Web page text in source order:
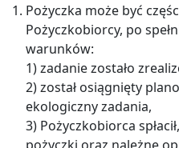
Pożyczka może być
Pożyczkobiorcy, po
warunków:
1) zadanie zostało
2) został osiągnięty
ekologiczny zadania,
3) Pożyczkobiorca